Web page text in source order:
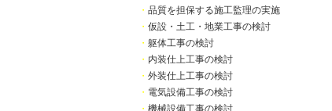
・ 品質を担保する施工監理の実施
・ 仮設・土工・地業工事の検討
・ 躯体工事の検討
・ 内装仕上工事の検討
・ 外装仕上工事の検討
・ 電気設備工事の検討
・ 機械設備工事の検討